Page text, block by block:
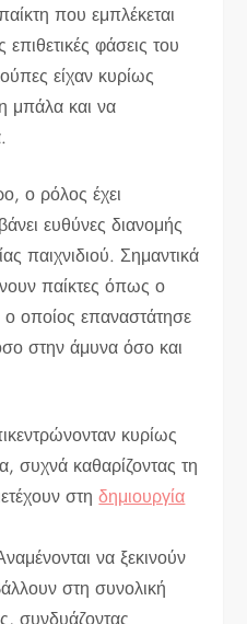
που εμπλέκεται
επιθετικές φάσεις του
είχαν κυρίως
μπάλα και να
ο ρόλος έχει
ευθύνες διανομής
παιχνιδιού. Σημαντικά
παίκτες όπως ο
οποίος επαναστάτησε
στην άμυνα όσο και
κυρίως
συχνά καθαρίζοντας τη
στηδημιουργία
να ξεκινούν
στη συνολική
συνδυάζοντας